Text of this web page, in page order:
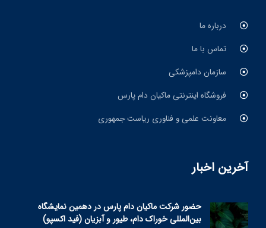
درباره ما
تماس با ما
سازمان دامپزشکی
فروشگاه اینترنتی ماکیان دام پارس
معاونت علمی و فناوری ریاست جمهوری
آخرین اخبار
حضور شرکت ماکیان دام پارس در دهمین نمایشگاه
بین‌المللی خوراک دام، طیور و آبزیان (فید اکسپو)